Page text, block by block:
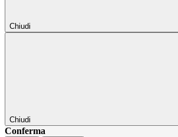
Chiudi
Chiudi
Conferma